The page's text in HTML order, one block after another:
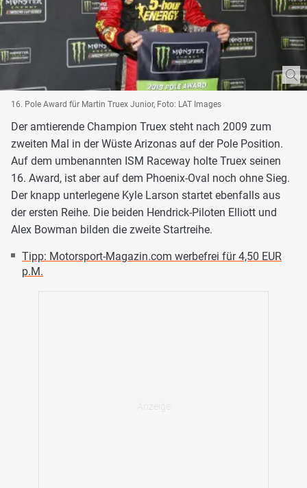
16. Pole Award für Martin Truex Junior, Foto: LAT Images
Der amtierende Champion Truex steht nach 2009 zum
zweiten Mal in der Wüste Arizonas auf der Pole Position.
Auf dem umbenannten ISM Raceway holte Truex seinen
16. Award, ist aber auf dem Phoenix-Oval noch ohne Sieg.
Der knapp unterlegene Kyle Larson startet ebenfalls aus
der ersten Reihe. Die beiden Hendrick-Piloten Elliott und
Alex Bowman bilden die zweite Startreihe.
Tipp: Motorsport-Magazin.com werbefrei für 4,50 EUR
p.M.